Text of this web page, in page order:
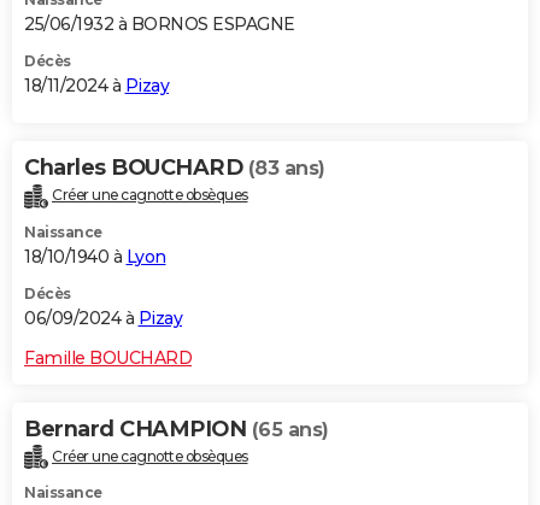
25/06/1932 à BORNOS ESPAGNE
Décès
18/11/2024 à Pizay
Charles BOUCHARD (83 ans)
Créer une cagnotte obsèques
Naissance
18/10/1940 à Lyon
Décès
06/09/2024 à Pizay
Famille BOUCHARD
Bernard CHAMPION (65 ans)
Créer une cagnotte obsèques
Naissance